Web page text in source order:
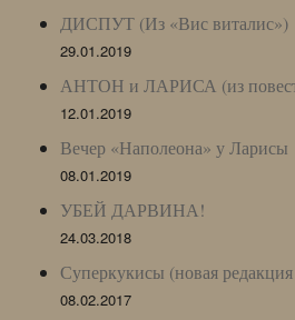
ДИСПУТ (Из «Вис виталис»)
29.01.2019
АНТОН и ЛАРИСА (из
12.01.2019
Вечер «Наполеона» у Ларисы
08.01.2019
УБЕЙ ДАРВИНА!
24.03.2018
Суперкукисы (новая
08.02.2017